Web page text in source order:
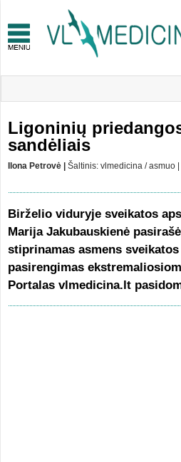
Ligoninių
sandėliais
Ilona Petrovė | Šaltinis: vlmedicina / asmuo
Birželio viduryje sveikatos
Marija Jakubauskienė
stiprinamas asmens
pasirengimas
Portalas vlmedicina.lt